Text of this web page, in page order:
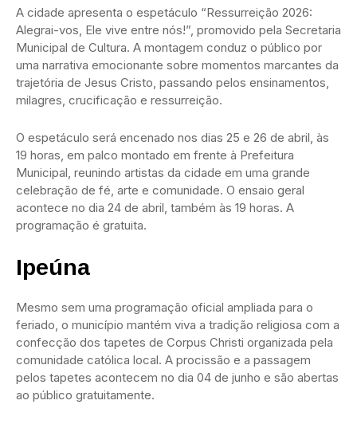
A cidade apresenta o espetáculo “Ressurreição 2026:
Alegrai-vos, Ele vive entre nós!”, promovido pela Secretaria
Municipal de Cultura. A montagem conduz o público por
uma narrativa emocionante sobre momentos marcantes da
trajetória de Jesus Cristo, passando pelos ensinamentos,
milagres, crucificação e ressurreição.
O espetáculo será encenado nos dias 25 e 26 de abril, às
19 horas, em palco montado em frente à Prefeitura
Municipal, reunindo artistas da cidade em uma grande
celebração de fé, arte e comunidade. O ensaio geral
acontece no dia 24 de abril, também às 19 horas. A
programação é gratuita.
Ipeúna
Mesmo sem uma programação oficial ampliada para o
feriado, o município mantém viva a tradição religiosa com a
confecção dos tapetes de Corpus Christi organizada pela
comunidade católica local. A procissão e a passagem
pelos tapetes acontecem no dia 04 de junho e são abertas
ao público gratuitamente.